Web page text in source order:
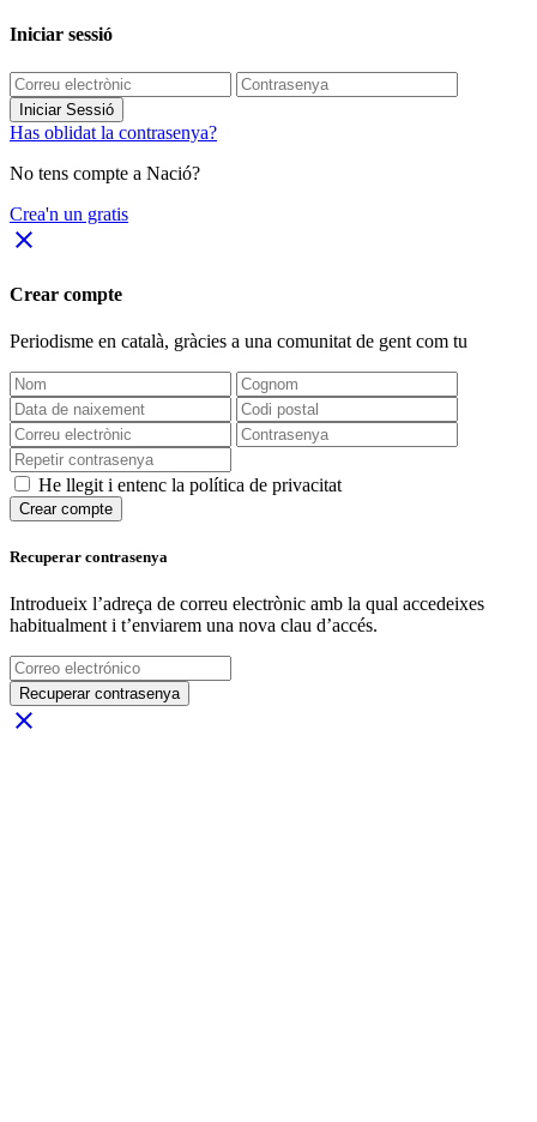
Iniciar sessió
Iniciar Sessió
Has oblidat la contrasenya?
No tens compte a Nació?
Crea'n un gratis
close
Crear compte
Periodisme en català, gràcies a una comunitat de gent com tu
He llegit i entenc la política de privacitat
Crear compte
Recuperar contrasenya
Introdueix l’adreça de correu electrònic amb la qual accedeixes
habitualment i t’enviarem una nova clau d’accés.
Recuperar contrasenya
close